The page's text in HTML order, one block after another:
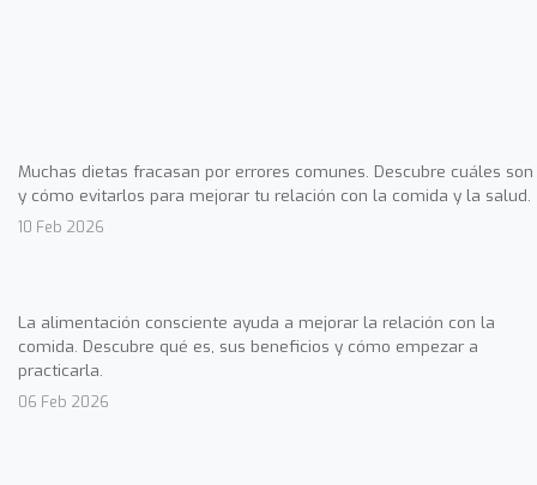
Muchas dietas fracasan por errores comunes. Descubre cuáles son
y cómo evitarlos para mejorar tu relación con la comida y la salud.
10 Feb 2026
La alimentación consciente ayuda a mejorar la relación con la
comida. Descubre qué es, sus beneficios y cómo empezar a
practicarla.
06 Feb 2026